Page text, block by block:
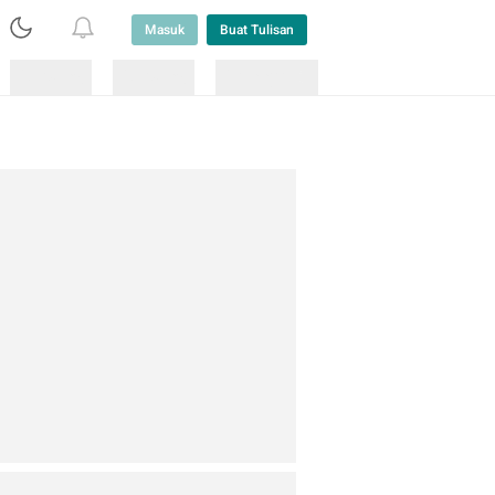
Masuk Buat Tulisan